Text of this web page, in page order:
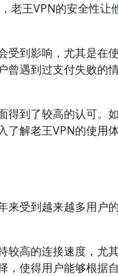
老王VPN的安全性让
受到影响，尤其是在
曾遇到过支付失败的
得到了较高的认可。
了解老王VPN的使用
来受到越来越多用户
较高的连接速度，尤
，使得用户能够根据